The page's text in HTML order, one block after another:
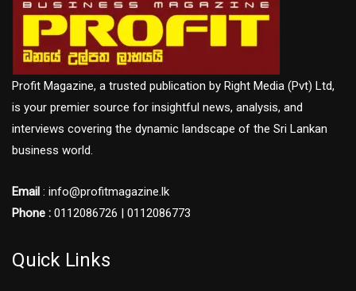
Profit Magazine, a trusted publication by Right Media (Pvt) Ltd,
is your premier source for insightful news, analysis, and
interviews covering the dynamic landscape of the Sri Lankan
business world.
Email : info@profitmagazine.lk
Phone : 0112086726 | 0112086773
Quick Links